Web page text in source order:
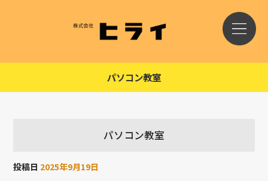
パソコン教室
パソコン教室
投稿日 2025年9月19日